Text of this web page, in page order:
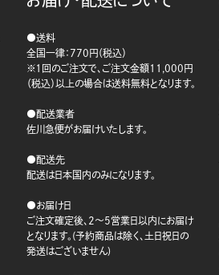
●送料
全国一律：770円（税込）
※1回のご注文で、ご注文金額11,000円
（税込）以上の場合は送料無料となります。
●配送業者
佐川急便がお届けいたします。
●配送先
配送は日本国内のみになります。
●お届け日
ご注文確定後、2～5営業日以内にお届け
となります。(予約商品は除く、土日祝日の
発送はございません)